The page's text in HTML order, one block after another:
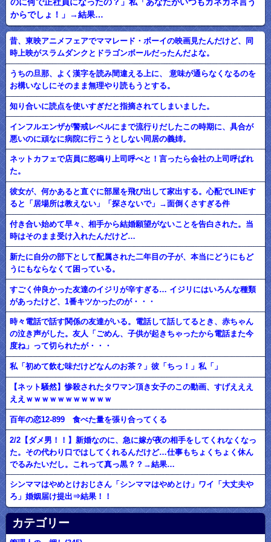
のに何で正社員になったの？」私「あなたがいつもカネカネ言う
からでしょ！」→結果…
昔、東映アニメフェアでママレード・ボーイの映画見たんだけど、同
時上映がスラムダンクとドラゴンボールだったんだよな。
うちの旦那、よく漢字を読み間違える上に、 意味が通らなくなるのを
お構いなしにそのまま無理やり読もうとする。
知り合いに読点を使いすぎだと指摘されてしまいました。
インフルエンザが警戒レベルにまで流行りだしたこの時期に、具合が
悪いのに頑なに病院に行こうとしない同居の義姉。
ネットカフェで店員に怒鳴り上司呼べと！言ったら会社の上司呼ばれ
た。
彼女が、何かあると直ぐに部屋を飛び出して家出する。心配でLINEす
ると「居場所は教えない」「探さないで」→面倒くさすぎる件
付き合い始めて早々、相手から結婚願望がないことを告白された。当
時はそのまま受け入れたんだけど…
新たに自分の部下として配属された二年目の子が、本当にどうにもど
うにもならなくて困っている。
すごく仲良かった友達のイジリが辛すぎる… イジリにはいろんな種類
があったけど、1番キツかったのが・・・
時々電話で話す関係の友達がいる。電話して話してるとき、赤ちゃん
の泣き声がした。友人「ごめん、子供が起きちゃったから電話また今
度ね」って切られたが・・・
私「初めて飲む味だけどなんのお茶？」彼「ちっ！」私「」
【ネット騒然】惨殺されたタワマン頂き女子のこの動画、すげえええ
ええｗｗｗｗｗｗｗｗｗｗｗ
百年の恋12-899 食べた量を張り合ってくる
2/2【ダメ男！！】新婚なのに、急に嫁が夜の相手をしてくれなくなっ
た。その代わり口ではしてくれるんだけど…仕事もちょくちょく休ん
でるみたいだし。これって真っ黒？？→結果…
シンママはやめとけおじさん「シンママはやめとけ」ワイ「大丈夫や
ろ」婚姻届け提出⇒結果！！
カテゴリー